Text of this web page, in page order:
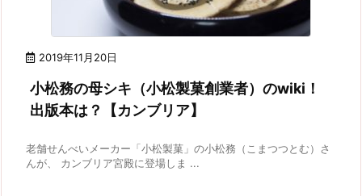
2019年11月20日
小松務の母シキ（小松製菓創業者）のwiki！
出版本は？【カンブリア】
老舗せんべいメーカー「小松製菓」の小松務（こまつつとむ）さ
んが、 カンブリア宮殿に登場しま ...